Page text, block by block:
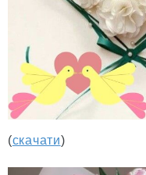
(скачати)